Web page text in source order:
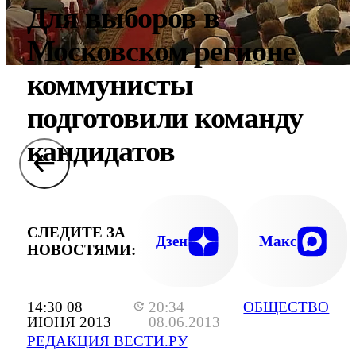
14:30 08
ИЮНЯ 2013
20:34
08.06.2013
РЕДАКЦИЯ ВЕСТИ.РУ
ОБЩЕСТВО
Для выборов в
Московском регионе
коммунисты
подготовили команду
кандидатов
СЛЕДИТЕ ЗА
НОВОСТЯМИ:
Дзен Макс